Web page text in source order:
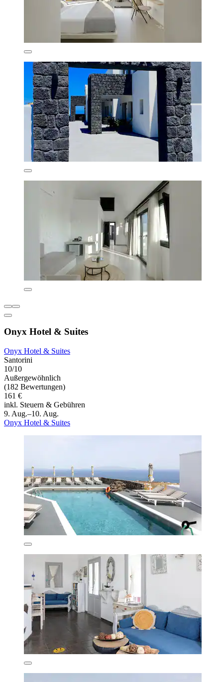
Onyx Hotel & Suites
Onyx Hotel & Suites
Santorini
10/10
Außergewöhnlich
(182 Bewertungen)
161 €
inkl. Steuern & Gebühren
9. Aug.–10. Aug.
Onyx Hotel & Suites